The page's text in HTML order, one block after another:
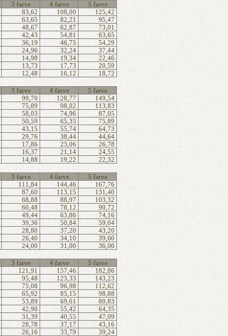
3 farve 4 farve
5 farve
83,62 108,00
125,42
63,65 82,21
95,47
48,67 62,87
73,01
42,43 54,81
63,65
36,19 46,75
54,29
24,96 32,24
37,44
14,98 19,34
22,46
13,73 17,73
20,59
12,48 16,12 18,72
3 farve 4 farve
5 farve
99,70 128,77
149,54
75,89 98,02
113,83
58,03 74,96
87,05
50,59 65,35
75,89
43,15 55,74
64,73
29,76 38,44
44,64
17,86 23,06
26,78
16,37 21,14
24,55
14,88 19,22 22,32
3 farve 4 farve
5 farve
111,84 144,46
167,76
87,60 113,15
131,40
68,88 88,97
103,32
60,48 78,12
90,72
49,44 63,86
74,16
39,36 50,84
59,04
28,80 37,20
43,20
26,40 34,10
39,60
24,00 31,00 36,00
3 farve 4 farve
5 farve
121,91 157,46
182,86
95,48 123,33
143,23
75,08 96,98
112,62
65,92 85,15
98,88
53,89 69,61
80,83
42,90 55,42
64,35
31,39 40,55
47,09
28,78 37,17
43,16
26,16 33,79 39,24